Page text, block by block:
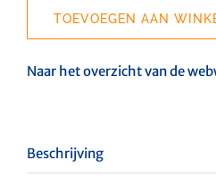
ben
daar
op'
aantal
TOEVOEGEN AAN
Naar het overzicht van de
Beschrijving